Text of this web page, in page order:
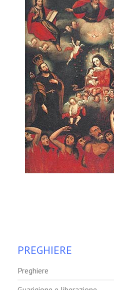
PREGHIERE
Preghiere